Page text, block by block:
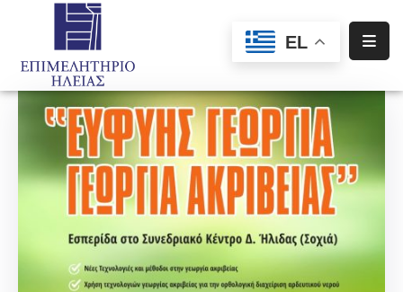
EL
Αρχική
Υπηρεσίες
Ενημέρωση
Σωματεία